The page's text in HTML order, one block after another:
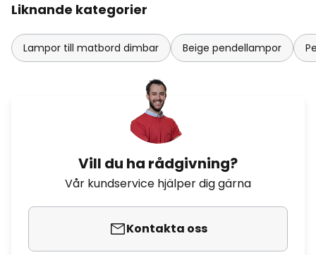
Liknande kategorier
Lampor till matbord dimbar Beige pendellampor
Vill du ha rådgivning?
Vår kundservice hjälper dig gärna
Kontakta oss